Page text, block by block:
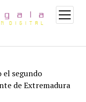
abrir
menú
el segundo
de Extremadura